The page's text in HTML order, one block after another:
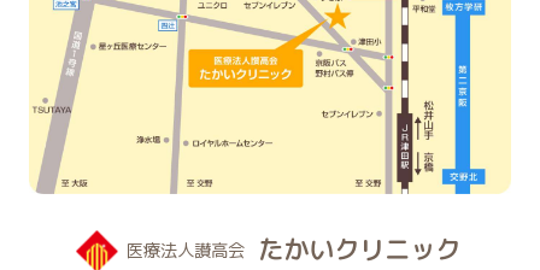
医療法人讃高会 たかいクリニック